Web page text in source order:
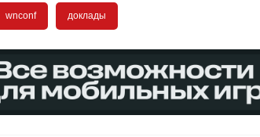
wnconf доклады